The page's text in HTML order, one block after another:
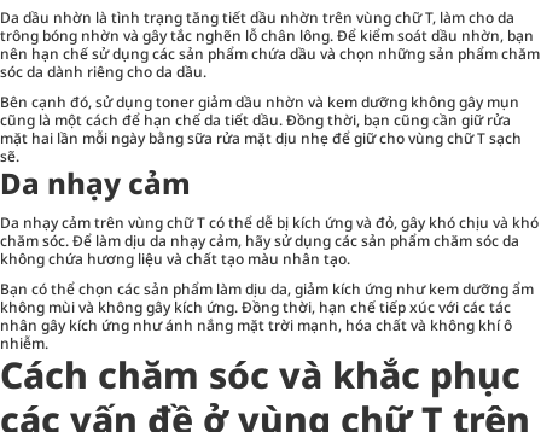
Da dầu nhờn là tình trạng tăng tiết dầu nhờn trên vùng chữ T, làm cho da
trông bóng nhờn và gây tắc nghẽn lỗ chân lông. Để kiểm soát dầu nhờn, bạn
nên hạn chế sử dụng các sản phẩm chứa dầu và chọn những sản phẩm chăm
sóc da dành riêng cho da dầu.
Bên cạnh đó, sử dụng toner giảm dầu nhờn và kem dưỡng không gây mụn
cũng là một cách để hạn chế da tiết dầu. Đồng thời, bạn cũng cần giữ rửa
mặt hai lần mỗi ngày bằng sữa rửa mặt dịu nhẹ để giữ cho vùng chữ T sạch
sẽ.
Da nhạy cảm
Da nhạy cảm trên vùng chữ T có thể dễ bị kích ứng và đỏ, gây khó chịu và khó
chăm sóc. Để làm dịu da nhạy cảm, hãy sử dụng các sản phẩm chăm sóc da
không chứa hương liệu và chất tạo màu nhân tạo.
Bạn có thể chọn các sản phẩm làm dịu da, giảm kích ứng như kem dưỡng ẩm
không mùi và không gây kích ứng. Đồng thời, hạn chế tiếp xúc với các tác
nhân gây kích ứng như ánh nắng mặt trời mạnh, hóa chất và không khí ô
nhiễm.
Cách chăm sóc và khắc phục
các vấn đề ở vùng chữ T trên